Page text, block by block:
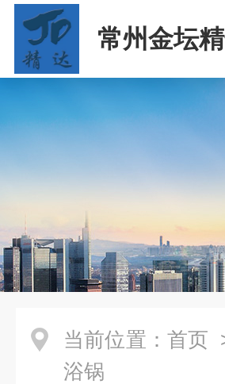
常州金坛
司
当前位置： 首页
浴锅